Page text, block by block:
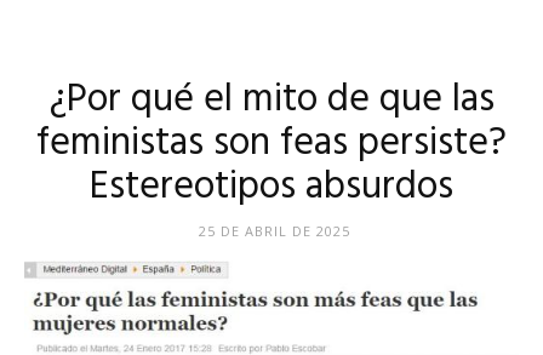
¿Por qué el mito de que las
feministas son feas persiste?
Estereotipos absurdos
25 DE ABRIL DE 2025